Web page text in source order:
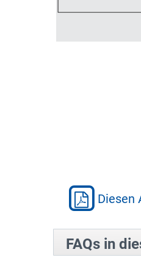
Diesen
FAQs in